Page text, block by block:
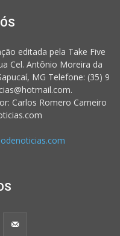
editada pela Take Five
Cel. Antônio Moreira da
MG Telefone: (35) 9
Carlos Romero Carneiro